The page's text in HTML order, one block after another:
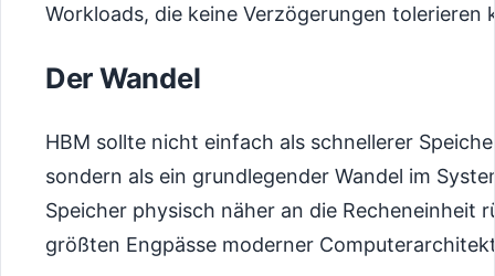
Workloads, die keine Verzögerungen tolerieren
Der Wandel
HBM sollte nicht einfach als schnellerer
sondern als ein grundlegender Wandel im
Speicher physisch näher an die Recheneinheit
größten Engpässe moderner